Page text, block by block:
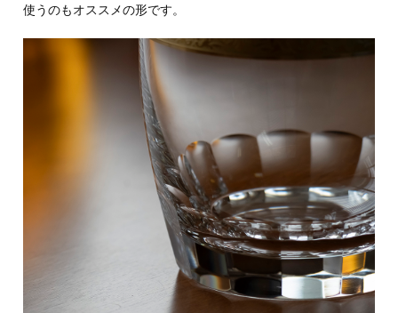
使うのもオススメの形です。